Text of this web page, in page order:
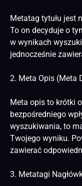
Metatag tytułu jest
To on decyduje o
w wynikach
jednocześnie
2. Meta Opis (Meta
Meta opis to krótki
bezpośredniego
wyszukiwania, to
Twojego wyniku.
zawierać
3. Metatagi